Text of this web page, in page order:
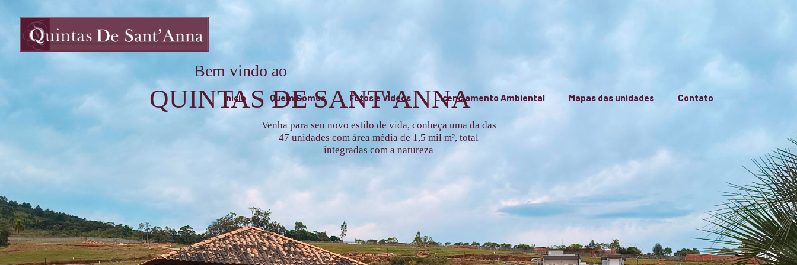
Início Quem Somos Fotos e Vídeos Licenciamento Ambiental Mapas das unidades Contato
Bem vindo ao
QUINTAS DE SANT’ANNA
Venha para seu novo estilo de vida, conheça uma da das
47 unidades com área média de 1,5 mil m², total
integradas com a natureza